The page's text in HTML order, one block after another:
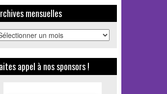
mensuelles
appel à nos sponsors !